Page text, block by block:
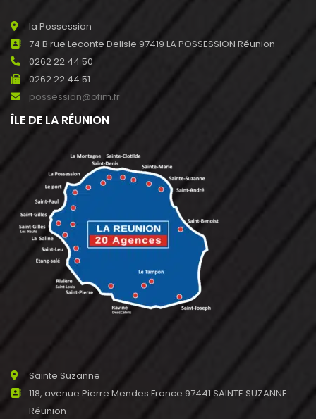
la Possession
74 B rue Leconte Delisle 97419 LA POSSESSION Réunion
0262 22 44 50
0262 22 44 51
possession@ofim.fr
ÎLE DE LA RÉUNION
Sainte Suzanne
118, avenue Pierre Mendes France 97441 SAINTE SUZANNE
Réunion